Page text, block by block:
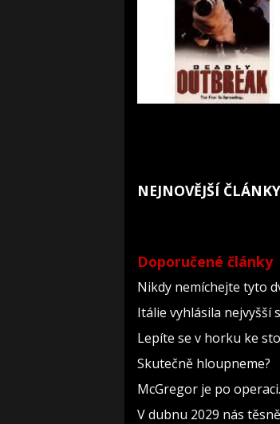
NEJNOVĚJŠÍ ČLÁNKY
Doporučené články
Nikdy nemíchejte tyto
Itálie vyhlásila nejvyšší
Lepíte se v horku ke
Skutečně hloupneme?
McGregor je po
V dubnu 2029 nás